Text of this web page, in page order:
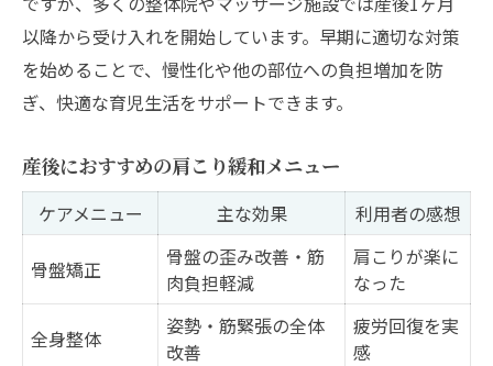
以降から受け入れを開始しています。早期に適切な対策
を始めることで、慢性化や他の部位への負担増加を防
ぎ、快適な育児生活をサポートできます。
産後におすすめの肩こり緩和メニュー
ケアメニュー 主な効果 利用者の感想
骨盤矯正
骨盤の歪み改善・筋
肉負担軽減
肩こりが楽に
なった
全身整体
姿勢・筋緊張の全体
改善
疲労回復を実
感